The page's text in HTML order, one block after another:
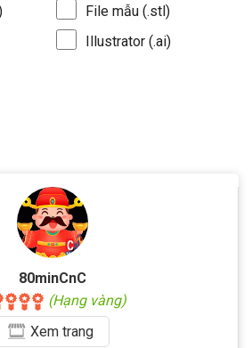
File mẫu (.stl)
Illustrator (.ai)
80minCnC
(Hạng vàng)
Xemtrang